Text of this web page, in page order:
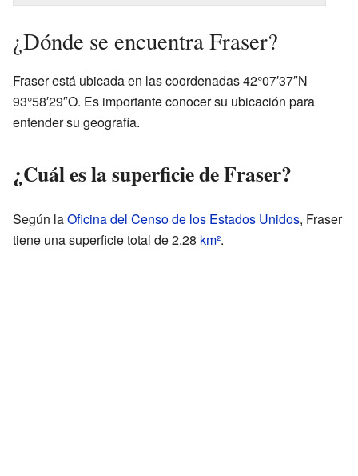
¿Dónde se encuentra Fraser?
Fraser está ubicada en las coordenadas 42°07′37″N
93°58′29″O. Es importante conocer su ubicación para
entender su geografía.
¿Cuál es la superficie de Fraser?
Según laOficina del Censo de los Estados Unidos, Fraser
tiene una superficie total de 2.28 km².